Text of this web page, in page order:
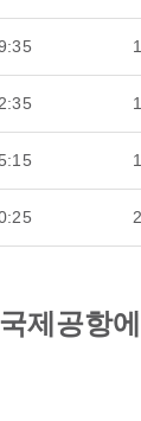
제공항